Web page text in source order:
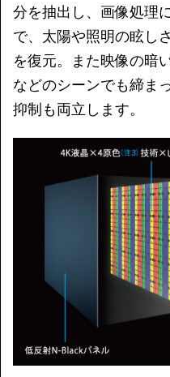
分を抽出し、画像処理
で、太陽や照明の眩し
を復元。また映像の暗
などのシーンでも締ま
抑制も両立します。